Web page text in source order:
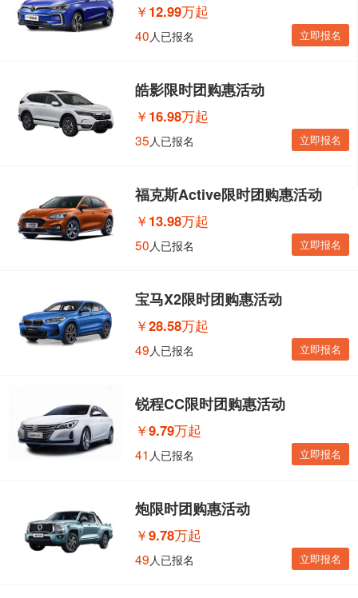
￥ 12.99万起
40 人已报名 立即报名
皓影限时团购惠活动
￥ 16.98万起
35 人已报名 立即报名
福克斯Active限时团购惠活动
￥ 13.98万起
50 人已报名 立即报名
宝马X2限时团购惠活动
￥28.58万起
49 人已报名 立即报名
锐程CC限时团购惠活动
￥9.79万起
41 人已报名 立即报名
炮限时团购惠活动
￥9.78万起
49 人已报名 立即报名